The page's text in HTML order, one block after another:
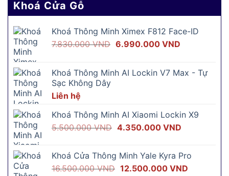
Khoá Cửa Gỗ
Khoá Thông Minh Ximex F812 Face-ID
7.830.000VND Giá
7.830.000 VND.
6.990.000 VNDGiá
là:
Khoá Thông Minh AI Lockin V7 Max - Tự
Sạc Không Dây
Liên hệ
Khoá Thông Minh AI Xiaomi Lockin X9
5.500.000VND Giá
5.500.000 VND.
4.350.000 VNDGiá
là:
4.350.000
Khoá Cửa Thông Minh Yale Kyra Pro
16.500.000VND Giá
12.500.000 VNDGiá